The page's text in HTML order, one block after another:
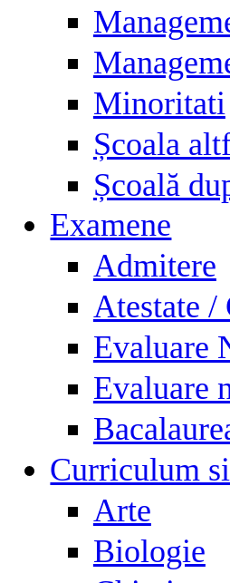
Minoritati
Școala
Școală
Examene
Admitere
Atestate /
Evaluare
Evaluare
Curriculum
Arte
Biologie